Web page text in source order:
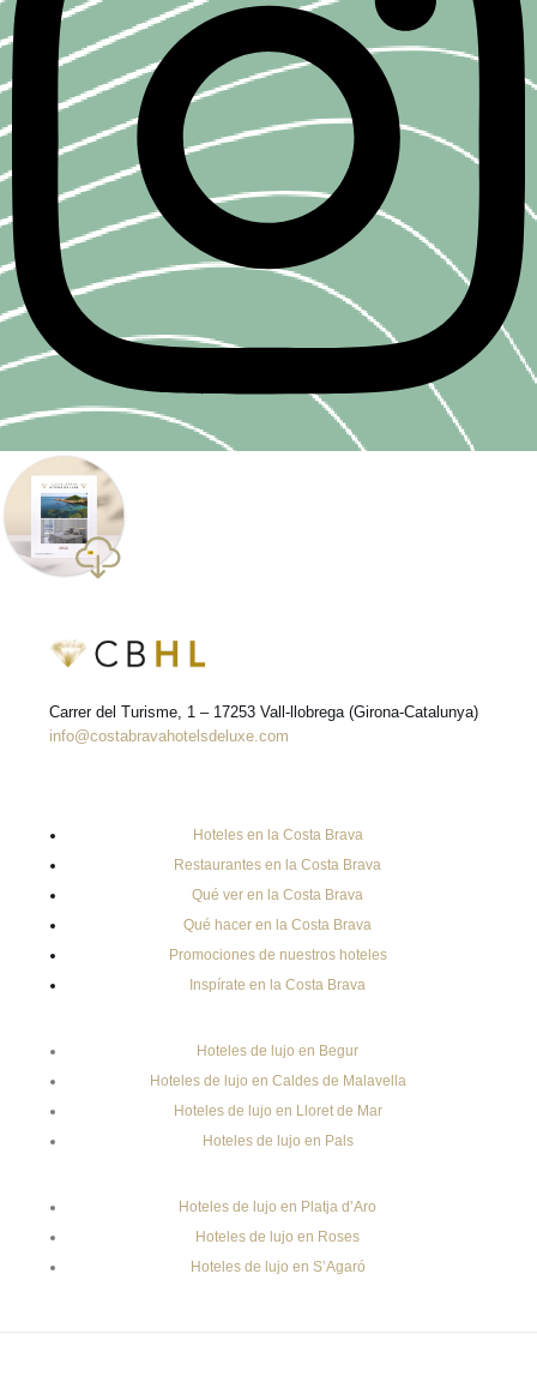
Carrer del Turisme, 1 – 17253 Vall-llobrega (Girona-Catalunya)
info@costabravahotelsdeluxe.com
Hoteles en la Costa Brava
Restaurantes en la Costa Brava
Qué ver en la Costa Brava
Qué hacer en la Costa Brava
Promociones de nuestros hoteles
Inspírate en la Costa Brava
Hoteles de lujo en Begur
Hoteles de lujo en Caldes de Malavella
Hoteles de lujo en Lloret de Mar
Hoteles de lujo en Pals
Hoteles de lujo en Platja d’Aro
Hoteles de lujo en Roses
Hoteles de lujo en S’Agaró